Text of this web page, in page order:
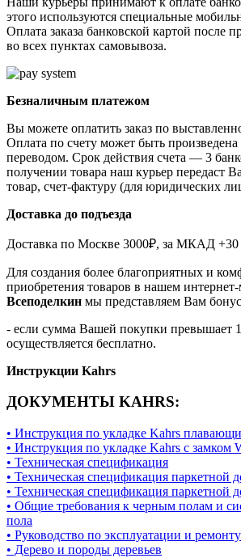
этого используются специальные
Оплата заказа банковской картой после
во всех пунктах самовывоза.
Безналичным платежом
Вы можете оплатить заказ по
Оплата по счету может быть произведена
переводом. Срок действия счета — 3
получении товара наш курьер передаст
товар, счет-фактуру (для юридических
Доставка до подъезда
Доставка по Москве 3000₽, за МКАД
Для создания более благоприятных и
приобретения товаров в нашем интернет-
Всеподелкин мы представляем Вам
- если сумма Вашей покупки превышает
осуществляется бесплатно.
Инструкции Kahrs
ДОКУМЕНТЫ KAHRS:
• Инструкция по укладке Kahrs
• Инструкция по укладке Kahrs с замком
• Техническая спецификация
• Техническая спецификация паркетной
• Техническая спецификация паркетной
• Общие требования к черным полам и
пола
• Руководство по эксплуатации и ремонту
• Дерево и породы деревьев